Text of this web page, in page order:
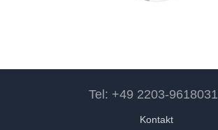
Tel: +49 2203-9618031
Kontakt